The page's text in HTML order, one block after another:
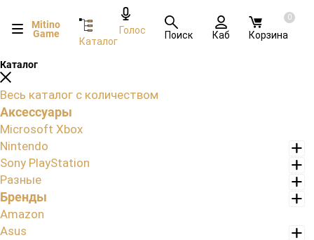
Mitino
Game
Каталог
Голос Поиск Каб
0
Корзина
Каталог
Весь каталог с количеством
Аксессуары
Microsoft Xbox
Nintendo
Sony PlayStation
Разные
Бренды
Amazon
Asus